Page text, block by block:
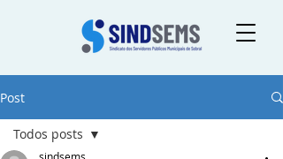
Post
Todos posts